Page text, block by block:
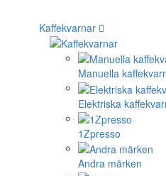
Kaffekvarnar
Manuella
Elektriska
1Zpresso
Andra märken